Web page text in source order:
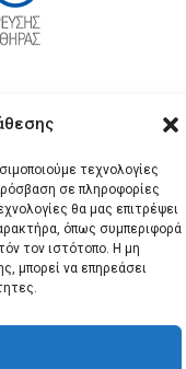
τεχνολογίες
σε πληροφορίες
θα μας επιτρέψει
όπως συμπεριφορά
τον ιστότοπο. Η μη
μπορεί να επηρεάσει